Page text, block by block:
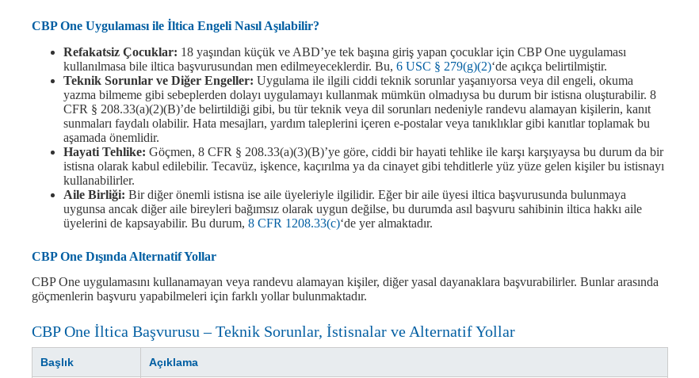
CBP One Uygulaması ile İltica Engeli Nasıl Aşılabilir?
Refakatsiz Çocuklar: 18 yaşından küçük ve ABD’ye tek başına giriş yapan çocuklar için CBP One uygulaması
kullanılmasa bile iltica başvurusundan men edilmeyeceklerdir. Bu, 6 USC § 279(g)(2)‘de açıkça belirtilmiştir.
Teknik Sorunlar ve Diğer Engeller: Uygulama ile ilgili ciddi teknik sorunlar yaşanıyorsa veya dil engeli, okuma
yazma bilmeme gibi sebeplerden dolayı uygulamayı kullanmak mümkün olmadıysa bu durum bir istisna oluşturabilir. 8
CFR § 208.33(a)(2)(B)’de belirtildiği gibi, bu tür teknik veya dil sorunları nedeniyle randevu alamayan kişilerin, kanıt
sunmaları faydalı olabilir. Hata mesajları, yardım taleplerini içeren e-postalar veya tanıklıklar gibi kanıtlar toplamak bu
aşamada önemlidir.
Hayati Tehlike: Göçmen, 8 CFR § 208.33(a)(3)(B)’ye göre, ciddi bir hayati tehlike ile karşı karşıyaysa bu durum da bir
istisna olarak kabul edilebilir. Tecavüz, işkence, kaçırılma ya da cinayet gibi tehditlerle yüz yüze gelen kişiler bu istisnayı
kullanabilirler.
Aile Birliği: Bir diğer önemli istisna ise aile üyeleriyle ilgilidir. Eğer bir aile üyesi iltica başvurusunda bulunmaya
uygunsa ancak diğer aile bireyleri bağımsız olarak uygun değilse, bu durumda asıl başvuru sahibinin iltica hakkı aile
üyelerini de kapsayabilir. Bu durum, 8 CFR 1208.33(c)‘de yer almaktadır.
CBP One Dışında Alternatif Yollar
CBP One uygulamasını kullanamayan veya randevu alamayan kişiler, diğer yasal dayanaklara başvurabilirler. Bunlar arasında
göçmenlerin başvuru yapabilmeleri için farklı yollar bulunmaktadır.
CBP One İltica Başvurusu – Teknik Sorunlar, İstisnalar ve Alternatif Yollar
Başlık Açıklama